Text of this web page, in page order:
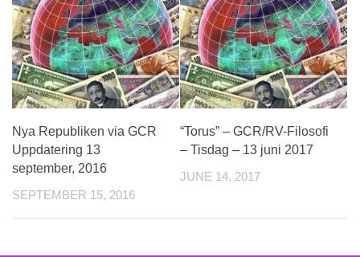
Nya Republiken via GCR
Uppdatering 13
september, 2016
SEPTEMBER 15, 2016
“Torus” – GCR/RV-Filosofi
– Tisdag – 13 juni 2017
JUNE 14, 2017